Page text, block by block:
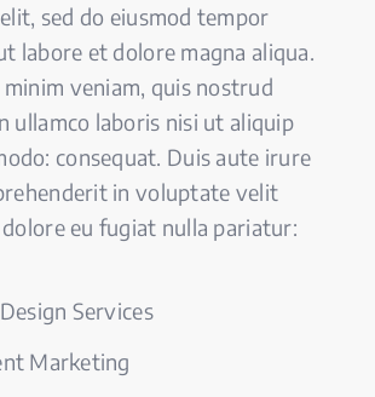
sed do eiusmod tempor
labore et dolore magna aliqua.
veniam, quis nostrud
ullamco laboris nisi ut aliquip
consequat. Duis aute irure
in voluptate velit
dolore eu fugiat nulla pariatur:
Services
Marketing